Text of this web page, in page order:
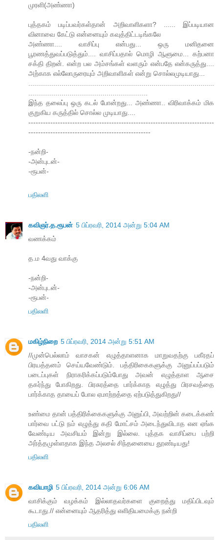
முரளி(அண்ணா)
புத்தகம் படிப்பவர்கள்தான் அறிவாளிகளா? ...... இப்படியான
வினாவை கேட்டு என்னையும் கவுத்திட்டடிங்கலே
அண்ணா.... வாசிப்பு என்பது... ஒரு மனிதனை
பூரணத்துவப்படுத்தும்.... வாசிப்பதால் மொழி ஆளுமை... கற்பனா
சக்தி திறன். என்ற பல அம்சங்கள் வளரும் என்பதே என்கருத்து....
அற்காக எல்லோருரையும் அறிவாளிகள் என்று சொல்லமுடியாது...
இந்த தலைப்பு ஒரு கடல் போன்றது... அண்ணா.. விரிவாக்கம் மிக
குறுகிய கருத்தில் சொல்ல முடியாது....
----------------------------------------------------------------------------
--------------------------------------------------
-நன்றி-
-அன்புடன்-
-ரூபன்-
பதிலளி
கவிஞர்.த.ரூபன் 5 பிப்ரவரி, 2014 அன்று 5:04 AM
வணக்கம்
த.ம 4வது வாக்கு
-நன்றி-
-அன்புடன்-
-ரூபன்-
பதிலளி
மகிழ்நிறை 5 பிப்ரவரி, 2014 அன்று 5:51 AM
//முன்பெல்லாம் வாசகன் எழுத்தாளனாக மாறுவதற்கு பகீரதப்
பிரயத்தனம் செய்யவேண்டும். பத்திரிகைகளுக்கு அனுப்பப்படும்
படைப்புகள் நிராகரிக்கப்படும்போது அவன் எழுத்தாள ஆசை
தகர்ந்து போகிறது. பிரசுரத்தை பார்க்காத எழுத்து பிரசவத்தை
பார்க்காத தாயைப் போல ஏமாற்றத்தை ஏற்படுத்துகிறது//
உண்மை தான் பத்திரிக்கைகளுக்கு அனுப்பி, அவற்றின் கடைக்கண்
பார்வை பட்டு நம் எழுத்து கதி மோட்சம் அடைந்துவிடாத என ஏங்க
வேண்டிய அவசியம் இன்று இல்லை. புத்தக வாசிப்பை பற்றி
அர்த்தமுள்ளதாக இந்த அலசல் சிந்தனையை தூண்டியது!
பதிலளி
கவியாழி 5 பிப்ரவரி, 2014 அன்று 6:06 AM
வாசிக்கும் வழக்கம் இல்லாதவர்களை குறைத்து மதிப்பிடவும்
கூடாது.// என்னையும் ஆதரித்து எளிதியமைக்கு நன்றி
பதிலளி